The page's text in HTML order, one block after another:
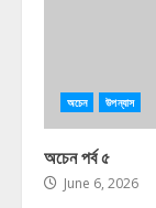
অচেন উপন্যাস
অচেন পর্ব ৫
June 6, 2026